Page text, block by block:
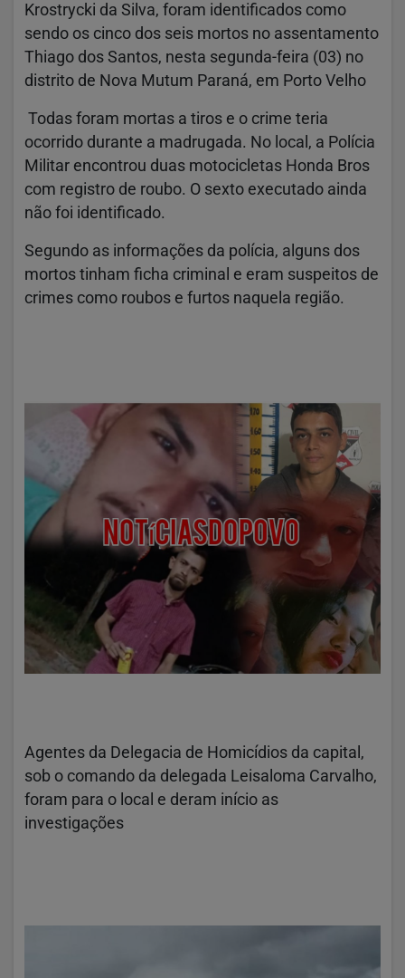
Krostrycki da Silva, foram identificados como
sendo os cinco dos seis mortos no assentamento
Thiago dos Santos, nesta segunda-feira (03) no
distrito de Nova Mutum Paraná, em Porto Velho
Todas foram mortas a tiros e o crime teria
ocorrido durante a madrugada. No local, a Polícia
Militar encontrou duas motocicletas Honda Bros
com registro de roubo. O sexto executado ainda
não foi identificado.
Segundo as informações da polícia, alguns dos
mortos tinham ficha criminal e eram suspeitos de
crimes como roubos e furtos naquela região.
Agentes da Delegacia de Homicídios da capital,
sob o comando da delegada Leisaloma Carvalho,
foram para o local e deram início as
investigações